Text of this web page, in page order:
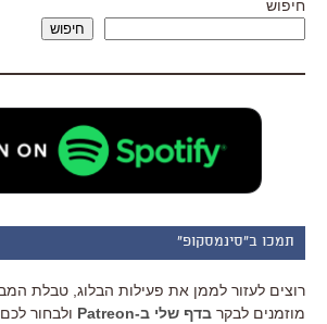
חיפוש
חיפוש
תמכו ב"סינמסקופ"
רוצים לעזור לממן את פעילות הבלוג, טבלת
מוזמנים לבקר בדף שלי ב-Patreon
ולבחור